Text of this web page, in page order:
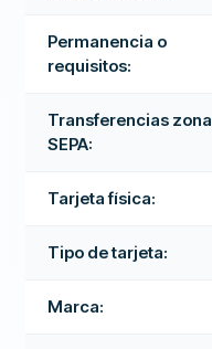
Permanencia o
requisitos:
Transferencias zona
SEPA:
Tarjeta física:
Tipo de tarjeta:
Marca: